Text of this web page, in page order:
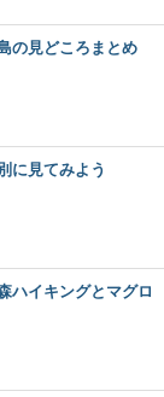
幸など、椿...
な森と木の旅、モリ
てた？～木表と木
の見どころまとめ
に見てみよう
ハイキングとマグロ